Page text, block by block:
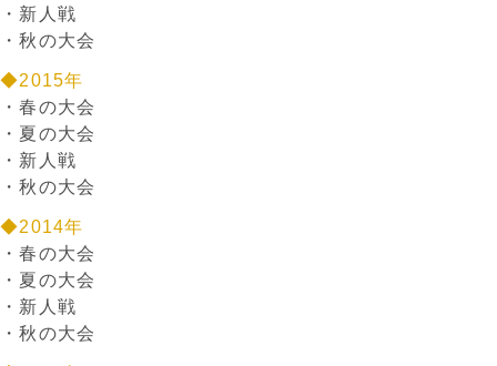
・ 新人戦
・秋の大会
◆2015年
・春の大会
・ 夏の大会
・ 新人戦
・秋の大会
◆2014年
・春の大会
・ 夏の大会
・ 新人戦
・秋の大会